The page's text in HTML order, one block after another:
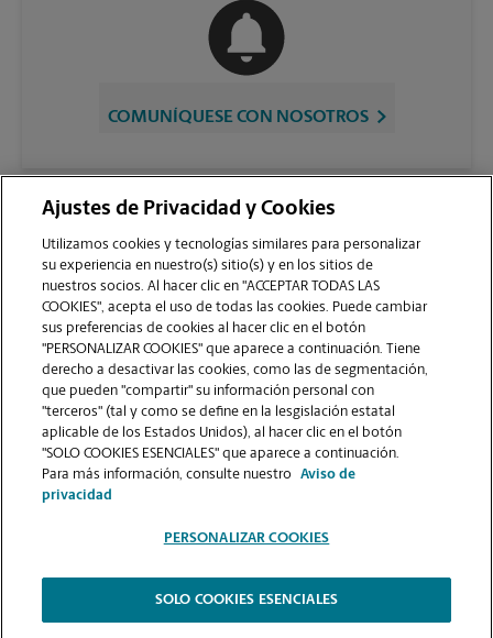
COMUNÍQUESE CON NOSOTROS
VER LA PÁGINA DE LA TIENDA
Copyright © 1994-
titularidad y la gestión independiente de franquiciados. The UPS Store Inc.,
requisitos deben basarse en las leyes del estado en donde operan.
The UPS Store | Aviso de Privacidad | Términos de Uso del Sitio Web |
Ajustes de Privacidad y Cookies
Utilizamos cookies y tecnologías similares para personalizar
su experiencia en nuestro(s) sitio(s) y en los sitios de
nuestros socios. Al hacer clic en "ACCEPTAR TODAS LAS
COOKIES", acepta el uso de todas las cookies. Puede cambiar
sus preferencias de cookies al hacer clic en el botón
"PERSONALIZAR COOKIES" que aparece a continuación. Tiene
derecho a desactivar las cookies, como las de segmentación,
que pueden "compartir" su información personal con
"terceros" (tal y como se define en la lesgislación estatal
aplicable de los Estados Unidos), al hacer clic en el botón
"SOLO COOKIES ESENCIALES" que aparece a continuación.
Para más información, consulte nuestro
Aviso de
privacidad
PERSONALIZAR COOKIES
SOLO COOKIES ESENCIALES